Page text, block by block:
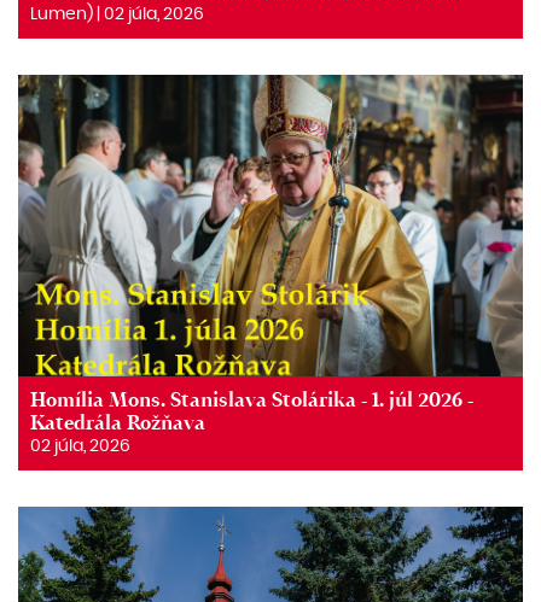
Lumen) | 02 júla, 2026
Homília Mons. Stanislava Stolárika - 1. júl 2026 -
Katedrála Rožňava
02 júla, 2026